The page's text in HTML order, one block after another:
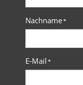
Nachname*
E-Mail*